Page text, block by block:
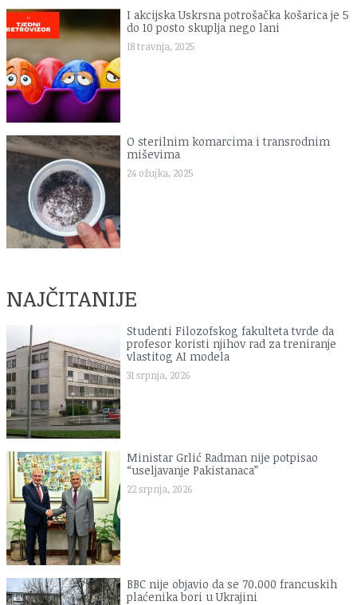
I akcijska Uskrsna potrošačka košarica je 5
do 10 posto skuplja nego lani
18 travnja, 2025
O sterilnim komarcima i transrodnim
miševima
24 ožujka, 2025
NAJČITANIJE
Studenti Filozofskog fakulteta tvrde da
profesor koristi njihov rad za treniranje
vlastitog AI modela
31 srpnja, 2026
Ministar Grlić Radman nije potpisao
“useljavanje Pakistanaca”
22 srpnja, 2026
BBC nije objavio da se 70.000 francuskih
plaćenika bori u Ukrajini